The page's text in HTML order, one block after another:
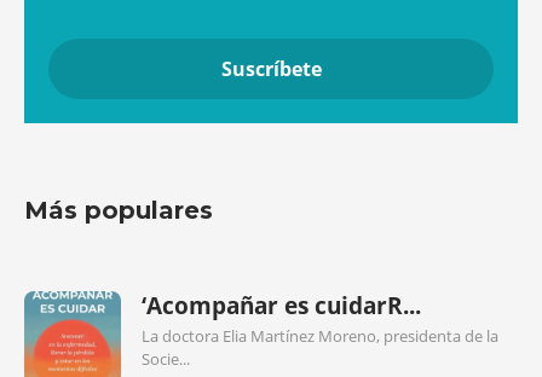
Más populares
‘Acompañar es cuidarR...
La doctora Elia Martínez Moreno, presidenta de la
Socie...